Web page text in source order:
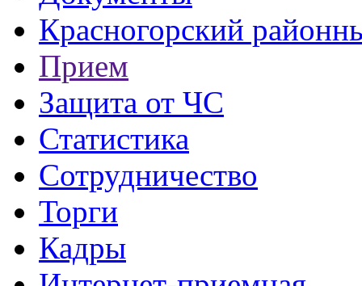
Красногорский
Прием
Защита от ЧС
Статистика
Сотрудничество
Торги
Кадры